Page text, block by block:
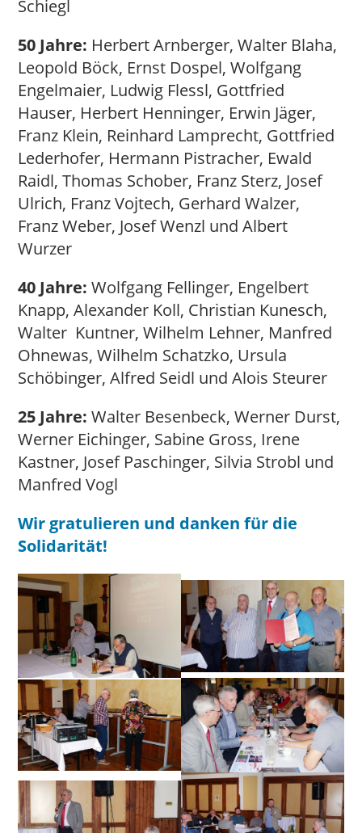
Schiegl
50 Jahre: Herbert Arnberger, Walter Blaha,
Leopold Böck, Ernst Dospel, Wolfgang
Engelmaier, Ludwig Flessl, Gottfried
Hauser, Herbert Henninger, Erwin Jäger,
Franz Klein, Reinhard Lamprecht, Gottfried
Lederhofer, Hermann Pistracher, Ewald
Raidl, Thomas Schober, Franz Sterz, Josef
Ulrich, Franz Vojtech, Gerhard Walzer,
Franz Weber, Josef Wenzl und Albert
Wurzer
40 Jahre:Wolfgang Fellinger, Engelbert
Knapp, Alexander Koll, Christian Kunesch,
Walter Kuntner, Wilhelm Lehner, Manfred
Ohnewas, Wilhelm Schatzko, Ursula
Schöbinger, Alfred Seidl und Alois Steurer
25 Jahre: Walter Besenbeck, Werner Durst,
Werner Eichinger, Sabine Gross, Irene
Kastner, Josef Paschinger, Silvia Strobl und
Manfred Vogl
Wir gratulieren und danken für die
Solidarität!